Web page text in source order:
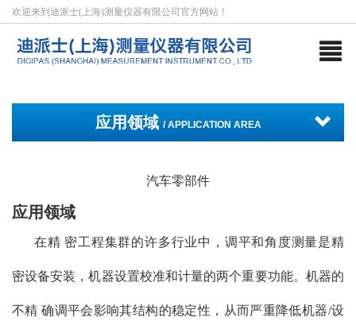
欢迎来到迪派士(上海)测量仪器有限公司官方网站！
应用领域 / APPLICATION AREA
汽车零部件
应用领域
在精 密工程集群的许多行业中，调平和角度测量是精
密设备安装，机器设置校准和计量的两个重要功能。机器的
不精 确调平会影响其结构的稳定性，从而严重降低机器/设